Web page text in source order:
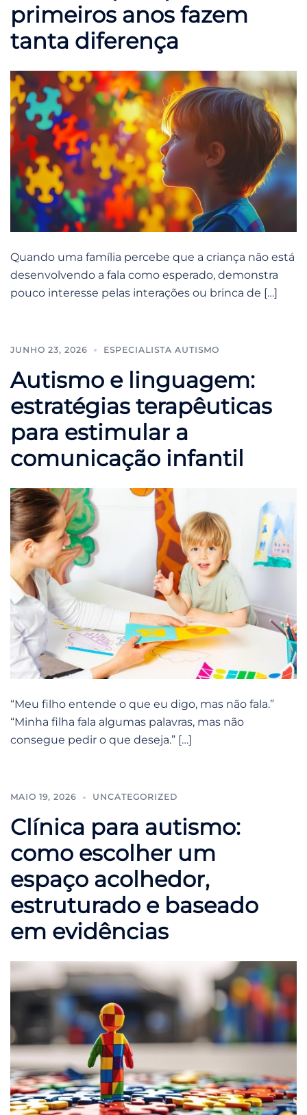
primeiros anos fazem
tanta diferença
Quando uma família percebe que a criança não está
desenvolvendo a fala como esperado, demonstra
pouco interesse pelas interações ou brinca de […]
JUNHO 23, 2026 ESPECIALISTA AUTISMO
Autismo e linguagem:
estratégias terapêuticas
para estimular a
comunicação infantil
“Meu filho entende o que eu digo, mas não fala.”
“Minha filha fala algumas palavras, mas não
consegue pedir o que deseja.” […]
MAIO 19, 2026 UNCATEGORIZED
Clínica para autismo:
como escolher um
espaço acolhedor,
estruturado e baseado
em evidências